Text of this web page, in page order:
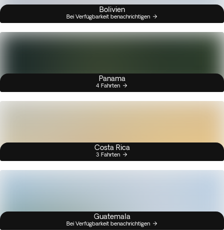
Bolivien
Bei Verfügbarkeit benachrichtigen
Panama
4 Fahrten
Costa Rica
3 Fahrten
Guatemala
Bei Verfügbarkeit benachrichtigen